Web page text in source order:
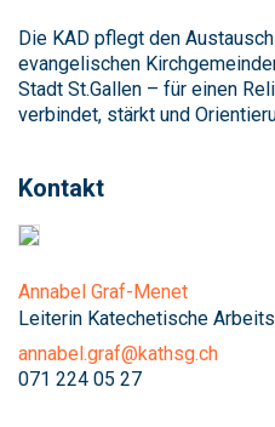
Die KAD pflegt den
evangelischen
Stadt St.Gallen – für einen
verbindet, stärkt und
Kontakt
Annabel Graf-Menet
Leiterin Katechetische
annabel.graf@kathsg.ch
071 224 05 27